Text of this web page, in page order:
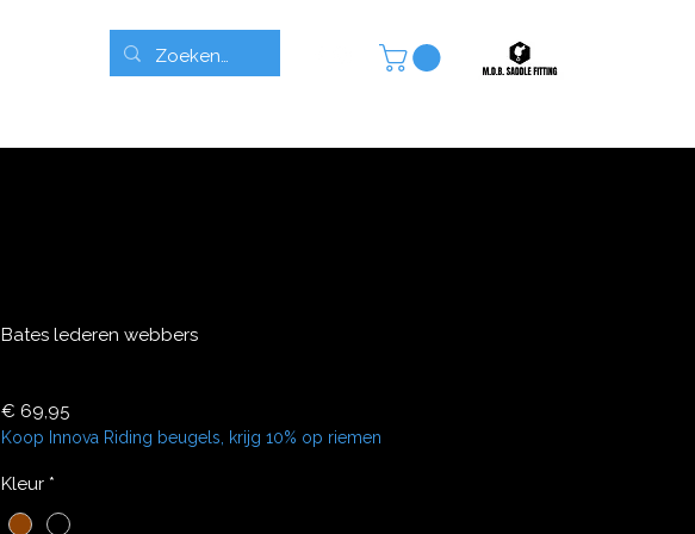
Bates lederen webbers
€ 69,95Prijs
Koop Innova Riding beugels, krijg 10% op riemen
Kleur *